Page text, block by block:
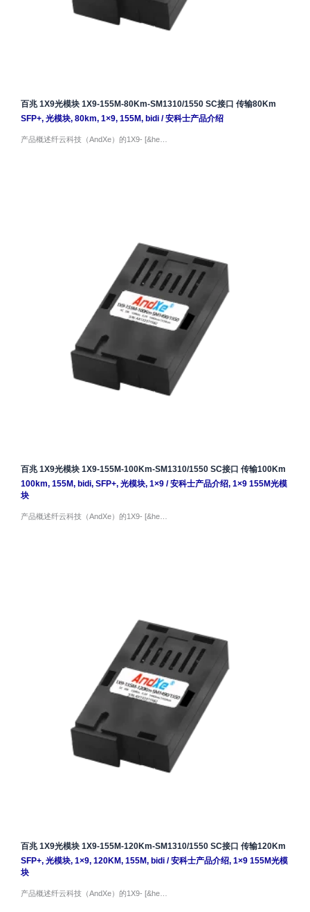
百兆 1X9光模块 1X9-155M-80Km-SM1310/1550 SC接口 传输80Km
SFP+, 光模块, 80km, 1×9, 155M, bidi/安科士产品介绍
产品概述纤云科技（AndXe）的1X9- [&he…
百兆 1X9光模块 1X9-155M-100Km-SM1310/1550 SC接口 传输100Km
100km, 155M, bidi, SFP+, 光模块, 1×9/安科士产品介绍, 1×9 155M光模
块
产品概述纤云科技（AndXe）的1X9- [&he…
百兆 1X9光模块 1X9-155M-120Km-SM1310/1550 SC接口 传输120Km
SFP+, 光模块, 1×9, 120KM, 155M, bidi/安科士产品介绍, 1×9 155M光模
块
产品概述纤云科技（AndXe）的1X9- [&he…